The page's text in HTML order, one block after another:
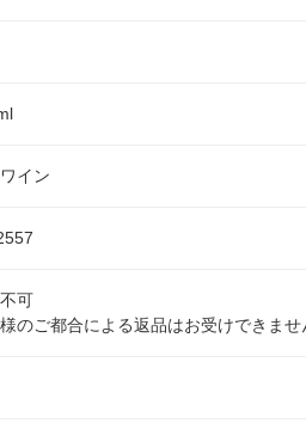
イン
可
のご都合による返品はお受けできませ